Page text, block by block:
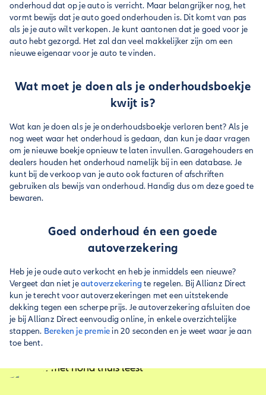
onderhoud dat op je auto is verricht. Maar belangrijker nog, het
vormt bewijs dat je auto goed onderhouden is. Dit komt van pas
als je je auto wilt verkopen. Je kunt aantonen dat je goed voor je
auto hebt gezorgd. Het zal dan veel makkelijker zijn om een
nieuwe eigenaar voor je auto te vinden.
Wat moet je doen als je onderhoudsboekje
kwijt is?
Wat kan je doen als je je onderhoudsboekje verloren bent? Als je
nog weet waar het onderhoud is gedaan, dan kun je daar vragen
om je nieuwe boekje opnieuw te laten invullen. Garagehouders en
dealers houden het onderhoud namelijk bij in een database. Je
kunt bij de verkoop van je auto ook facturen of afschriften
gebruiken als bewijs van onderhoud. Handig dus om deze goed te
bewaren.
Goed onderhoud én een goede
autoverzekering
Heb je je oude auto verkocht en heb je inmiddels een nieuwe?
Vergeet dan niet jeautoverzekeringte regelen. Bij Allianz Direct
kun je terecht voor autoverzekeringen met een uitstekende
dekking tegen een scherpe prijs. Je autoverzekering afsluiten doe
je bij Allianz Direct eenvoudig online, in enkele overzichtelijke
stappen. Bereken je premie in 20 seconden en je weet waar je aan
toe bent.